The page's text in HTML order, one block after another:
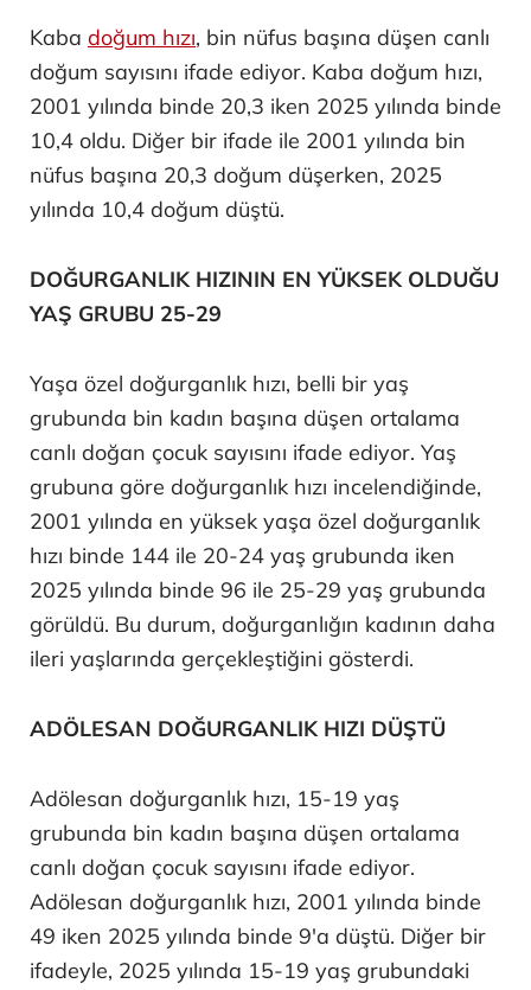
Kaba doğum hızı, bin nüfus başına düşen canlı
doğum sayısını ifade ediyor. Kaba doğum hızı,
2001 yılında binde 20,3 iken 2025 yılında binde
10,4 oldu. Diğer bir ifade ile 2001 yılında bin
nüfus başına 20,3 doğum düşerken, 2025
yılında 10,4 doğum düştü.
DOĞURGANLIK HIZININ EN YÜKSEK OLDUĞU
YAŞ GRUBU 25-29
Yaşa özel doğurganlık hızı, belli bir yaş
grubunda bin kadın başına düşen ortalama
canlı doğan çocuk sayısını ifade ediyor. Yaş
grubuna göre doğurganlık hızı incelendiğinde,
2001 yılında en yüksek yaşa özel doğurganlık
hızı binde 144 ile 20-24 yaş grubunda iken
2025 yılında binde 96 ile 25-29 yaş grubunda
görüldü. Bu durum, doğurganlığın kadının daha
ileri yaşlarında gerçekleştiğini gösterdi.
ADÖLESAN DOĞURGANLIK HIZI DÜŞTÜ
Adölesan doğurganlık hızı, 15-19 yaş
grubunda bin kadın başına düşen ortalama
canlı doğan çocuk sayısını ifade ediyor.
Adölesan doğurganlık hızı, 2001 yılında binde
49 iken 2025 yılında binde 9'a düştü. Diğer bir
ifadeyle, 2025 yılında 15-19 yaş grubundaki